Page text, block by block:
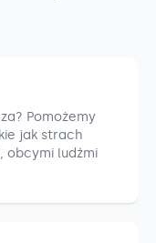
Pomożemy
jak strach
obcymi ludźmi